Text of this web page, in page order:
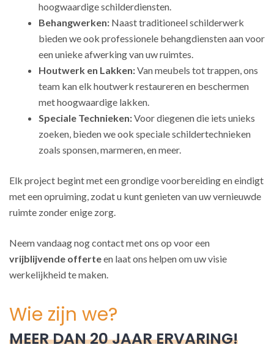
hoogwaardige schilderdiensten.
Behangwerken: Naast traditioneel schilderwerk
bieden we ook professionele behangdiensten aan voor
een unieke afwerking van uw ruimtes.
Houtwerk en Lakken:Van meubels tot trappen, ons
team kan elk houtwerk restaureren en beschermen
met hoogwaardige lakken.
Speciale Technieken:Voor diegenen die iets unieks
zoeken, bieden we ook speciale schildertechnieken
zoals sponsen, marmeren, en meer.
Elk project begint met een grondige voorbereiding en eindigt
met een opruiming, zodat u kunt genieten van uw vernieuwde
ruimte zonder enige zorg.
Neem vandaag nog contact met ons op voor een
vrijblijvende offerteen laat ons helpen om uw visie
werkelijkheid te maken.
Wie zijn we?
MEER DAN 20 JAAR ERVARING!